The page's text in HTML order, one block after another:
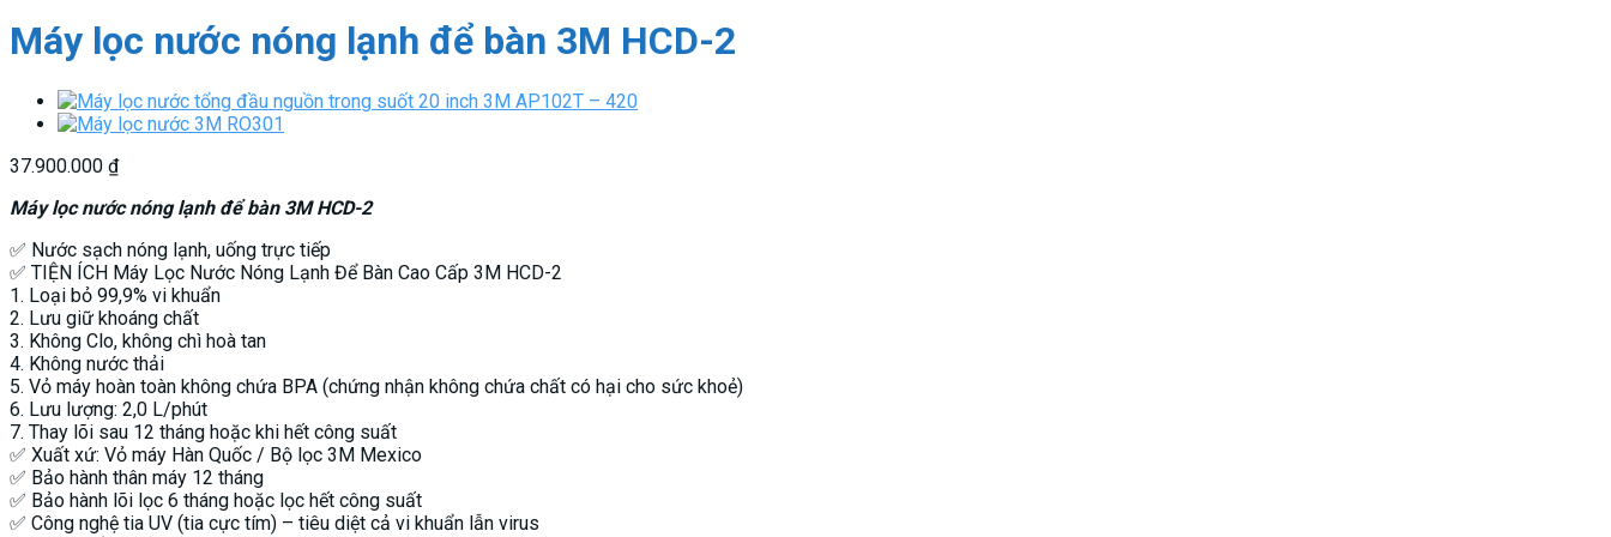
Máy lọc nước nóng lạnh để bàn 3M HCD-2
37.900.000 ₫
Máy lọc nước nóng lạnh để bàn 3M HCD-2
✅ Nước sạch nóng lạnh, uống trực tiếp
✅ TIỆN ÍCH Máy Lọc Nước Nóng Lạnh Để Bàn Cao Cấp 3M HCD-2
1. Loại bỏ 99,9% vi khuẩn
2. Lưu giữ khoáng chất
3. Không Clo, không chì hoà tan
4. Không nước thải
5. Vỏ máy hoàn toàn không chứa BPA (chứng nhận không chứa chất có hại cho sức khoẻ)
6. Lưu lượng: 2,0 L/phút
7. Thay lõi sau 12 tháng hoặc khi hết công suất
✅ Xuất xứ: Vỏ máy Hàn Quốc / Bộ lọc 3M Mexico
✅ Bảo hành thân máy 12 tháng
✅ Bảo hành lõi lọc 6 tháng hoặc lọc hết công suất
✅ Công nghệ tia UV (tia cực tím) – tiêu diệt cả vi khuẩn lẫn virus